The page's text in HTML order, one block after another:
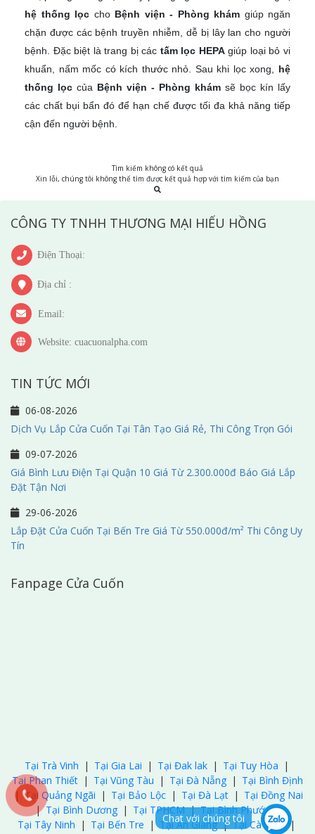
hệ thống lọc cho Bệnh viện - Phòng khám giúp ngăn
chặn được các bệnh truyền nhiễm, dễ bị lây lan cho người
bệnh. Đặc biệt là trang bị các tấm lọc HEPAgiúp loại bỏ vi
khuẩn, nấm mốc có kích thước nhỏ. Sau khi lọc xong, hệ
thống lọc của Bệnh viện - Phòng khám sẽ bọc kín lấy
các chất bụi bẩn đó để hạn chế được tối đa khả năng tiếp
cận đến người bệnh.
Tìm kiếm không có kết quả
Xin lỗi, chúng tôi không thể tìm được kết quả hợp với tìm kiếm của bạn
CÔNG TY TNHH THƯƠNG MẠI HIẾU HỒNG
Điện Thoại:
Địa chỉ :
Email:
Website: cuacuonalpha.com
TIN TỨC MỚI
06-08-2026
Dịch Vụ Lắp Cửa Cuốn Tại Tân Tạo Giá Rẻ, Thi Công Trọn Gói
09-07-2026
Giá Bình Lưu Điện Tại Quận 10 Giá Từ 2.300.000đ Báo Giá Lắp
Đặt Tận Nơi
29-06-2026
Lắp Đặt Cửa Cuốn Tại Bến Tre Giá Từ 550.000đ/m² Thi Công Uy
Tín
Fanpage Cửa Cuốn
Tại Trà Vinh | Tại Gia Lai | Tại Đak lak | Tại Tuy Hòa |
Tại Phan Thiết | Tại Vũng Tàu | Tại Đà Nẵng | Tại Bình Định
| Tại Quảng Ngãi | Tại Bảo Lộc | Tại Đà Lạt | Tại Đồng Nai
| Tại Bình Dương | Tại TPHCM | Tại Bình Phước |
Tại Tây Ninh | Tại Bến Tre | Tại An Giang | Tại Cà Mau |
Chat với chúng tôi